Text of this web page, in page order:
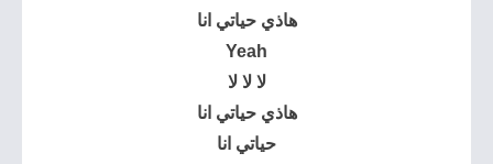
هاذي حياتي انا
Yeah
لا لا لا
هاذي حياتي انا
حياتي انا